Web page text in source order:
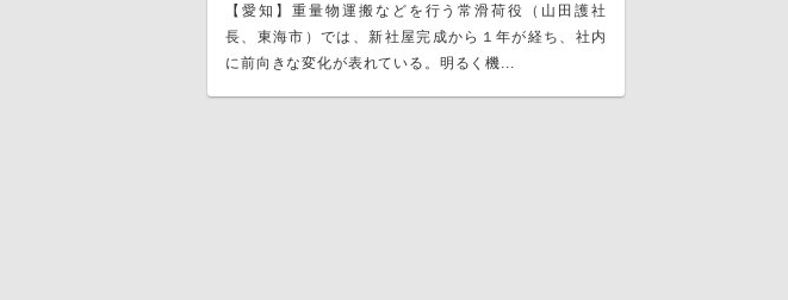
【愛知】重量物運搬などを行う常滑荷役（山田護社
長、東海市）では、新社屋完成から１年が経ち、社内
に前向きな変化が表れている。明るく機...